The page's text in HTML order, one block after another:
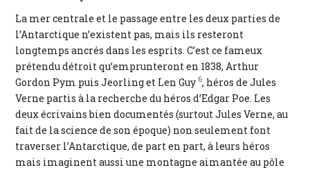
La mer centrale et le passage entre les deux parties de
l’Antarctique n’existent pas, mais ils resteront
longtemps ancrés dans les esprits. C’est ce fameux
prétendu détroit qu’emprunteront en 1838, Arthur
Gordon Pym puis Jeorling et Len Guy 6, héros de Jules
Verne partis à la recherche du héros d’Edgar Poe. Les
deux écrivains bien documentés (surtout Jules Verne, au
fait de la science de son époque) non seulement font
traverser l’Antarctique, de part en part, à leurs héros
mais imaginent aussi une montagne aimantée au pôle